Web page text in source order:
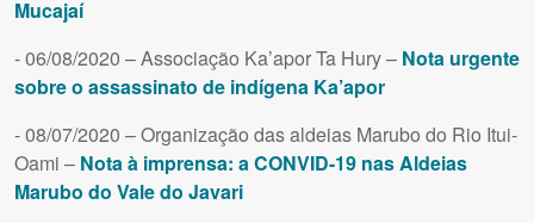
Mucajaí
- 06/08/2020 – Associação Ka’apor Ta Hury – Nota urgente
sobre o assassinato de indígena Ka’apor
- 08/07/2020 – Organização das aldeias Marubo do Rio Itui-
Oami – Nota à imprensa: a CONVID-19 nas Aldeias
Marubo do Vale do Javari